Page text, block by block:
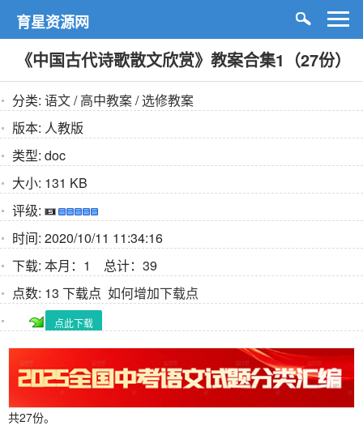
育星资源网
《中国古代诗歌散文欣赏》教案合集1（27份）
分类: 语文/高中教案/选修教案
版本: 人教版
类型: doc
大小: 131 KB
评级:
时间: 2020/10/11 11:34:16
下载: 本月：1 总计：39
点数: 13 下载点 如何增加下载点
点此下载
共27份。